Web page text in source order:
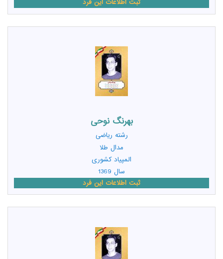
ثبت اطلاعات این فرد
بهرنگ نوحی
رشته ریاضی
مدال طلا
المپیاد کشوری
سال 1369
ثبت اطلاعات این فرد